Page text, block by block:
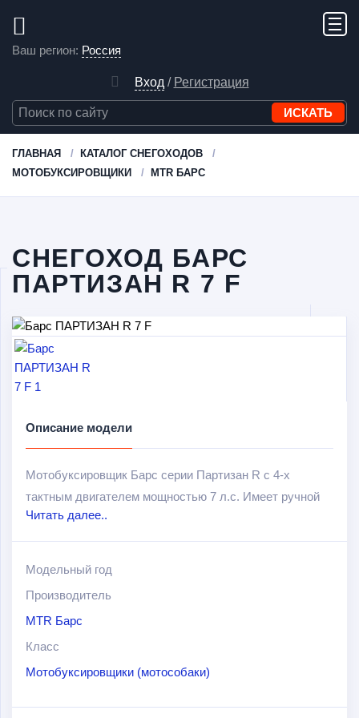
Ваш регион: Россия
Вход / Регистрация
ГЛАВНАЯ
КАТАЛОГ СНЕГОХОДОВ
МОТОБУКСИРОВЩИКИ
MTR БАРС
СНЕГОХОД БАРС
ПАРТИЗАН R 7 F
Описание модели
Мотобуксировщик Барс серии Партизан R с 4-х
тактным двигателем мощностью 7 л.с. Имеет ручной
запуск и задний привод. Катковая подвеска с тремя
тележками буксировщика Партизан исключает
воздушное принудительное.
Преимущества:
Малые габариты.
Читать далее..
Модельный год
Производитель
MTR Барс
Класс
Мотобуксировщики (мотособаки)